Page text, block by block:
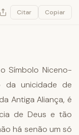
Católica
Citar Copiar
Símbolo Niceno-
da unicidade de
Antiga Aliança, é
de Deus e tão
há senão um só